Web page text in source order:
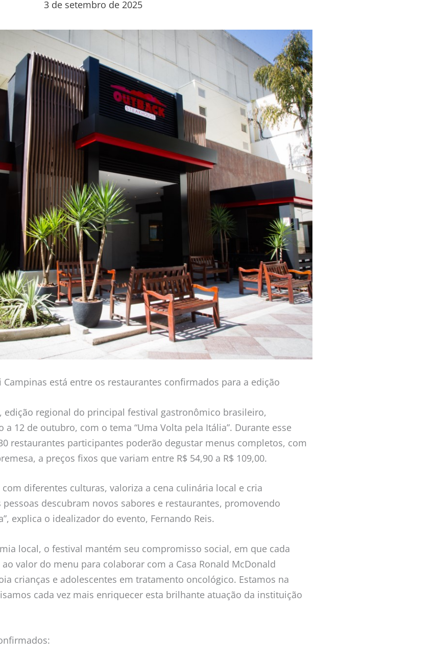
3 de setembro de 2025
está entre os restaurantes confirmados para a edição
edição regional do principal festival gastronômico brasileiro,
a 12 de outubro, com o tema “Uma Volta pela Itália”. Durante esse
restaurantes participantes poderão degustar menus completos, com
a preços fixos que variam entre R$ 54,90 a R$ 109,00.
diferentes culturas, valoriza a cena culinária local e cria
descubram novos sabores e restaurantes, promovendo
explica o idealizador do evento, Fernando Reis.
local, o festival mantém seu compromisso social, em que cada
valor do menu para colaborar com a Casa Ronald McDonald
crianças e adolescentes em tratamento oncológico. Estamos na
cada vez mais enriquecer esta brilhante atuação da instituição